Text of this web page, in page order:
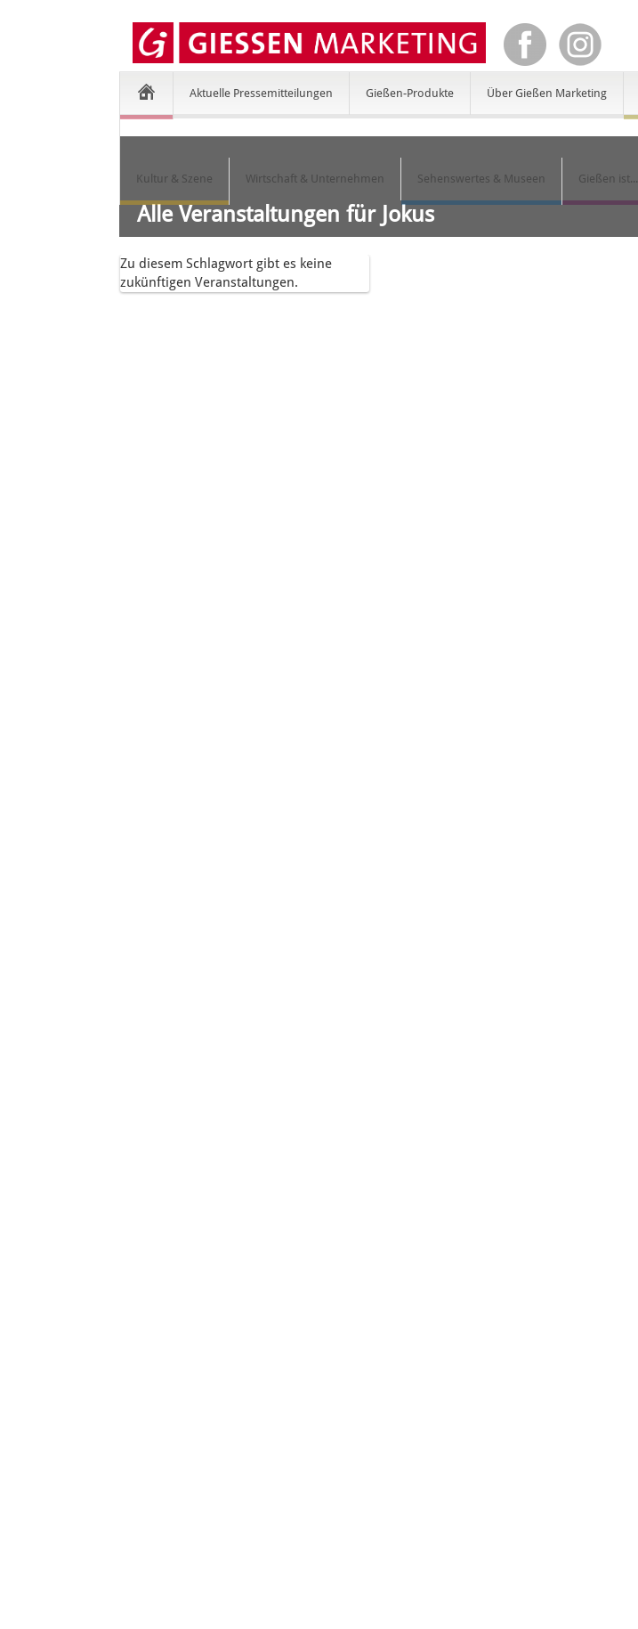
Aktuelle Pressemitteilungen Gießen-Produkte Über Gießen Marketing
Kultur & Szene Wirtschaft & Unternehmen Sehenswertes & Museen Gießen ist...
Alle Veranstaltungen für Jokus
Zu diesem Schlagwort gibt es keine
zukünftigen Veranstaltungen.